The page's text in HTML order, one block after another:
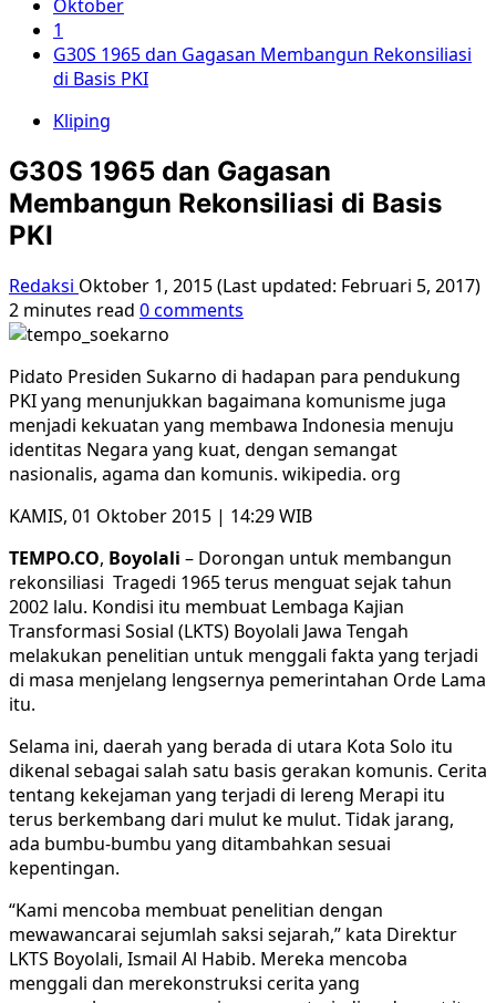
Oktober
1
G30S 1965 dan Gagasan Membangun Rekonsiliasi
di Basis PKI
Kliping
G30S 1965 dan Gagasan
Membangun Rekonsiliasi di Basis
PKI
Redaksi Oktober 1, 2015 (Last updated: Februari 5, 2017)
2 minutes read 0 comments
Pidato Presiden Sukarno di hadapan para pendukung
PKI yang menunjukkan bagaimana komunisme juga
menjadi kekuatan yang membawa Indonesia menuju
identitas Negara yang kuat, dengan semangat
nasionalis, agama dan komunis. wikipedia. org
KAMIS, 01 Oktober 2015 | 14:29 WIB
TEMPO.CO, Boyolali – Dorongan untuk membangun
rekonsiliasi Tragedi 1965 terus menguat sejak tahun
2002 lalu. Kondisi itu membuat Lembaga Kajian
Transformasi Sosial (LKTS) Boyolali Jawa Tengah
melakukan penelitian untuk menggali fakta yang terjadi
di masa menjelang lengsernya pemerintahan Orde Lama
itu.
Selama ini, daerah yang berada di utara Kota Solo itu
dikenal sebagai salah satu basis gerakan komunis. Cerita
tentang kekejaman yang terjadi di lereng Merapi itu
terus berkembang dari mulut ke mulut. Tidak jarang,
ada bumbu-bumbu yang ditambahkan sesuai
kepentingan.
“Kami mencoba membuat penelitian dengan
mewawancarai sejumlah saksi sejarah,” kata Direktur
LKTS Boyolali, Ismail Al Habib. Mereka mencoba
menggali dan merekonstruksi cerita yang